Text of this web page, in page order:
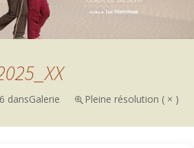
dansGalerie Pleine résolution ( × )